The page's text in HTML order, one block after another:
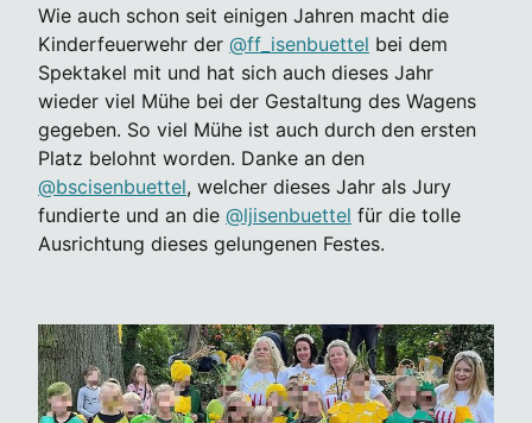
Wie auch schon seit einigen Jahren macht die
Kinderfeuerwehr der @ff_isenbuettel bei dem
Spektakel mit und hat sich auch dieses Jahr
wieder viel Mühe bei der Gestaltung des Wagens
gegeben. So viel Mühe ist auch durch den ersten
Platz belohnt worden. Danke an den
@bscisenbuettel, welcher dieses Jahr als Jury
fundierte und an die @ljisenbuettel für die tolle
Ausrichtung dieses gelungenen Festes.